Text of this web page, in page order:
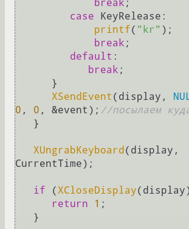
break ;
case KeyRelease:
printf( "kr" );
break ;
default :
break ;
XSendEvent (display,
0 , 0 , &event); //посылаем
XUngrabKeyboard (display,
CurrentTime);
if (XCloseDisplay
return
1 ;